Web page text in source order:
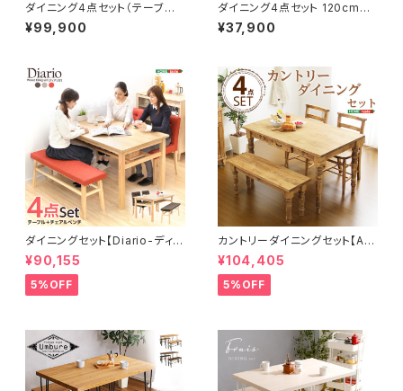
ダイニング4点セット（テーブル
+チェア2脚+ベンチ）ナチュラル
ロータイプ 木製アッシュ材｜R
¥99,900
ダイニング4点セット 120cm
幅 SDS-4
¥37,900
ダイニングセット【Diario-ディア
リオ-】（4点セット） SH-01DIA
-4
¥90,155
5%OFF
カントリーダイニングセット【Al
mee-アルム-】4点セット SH-
01ALM-4
¥104,405
5%OFF